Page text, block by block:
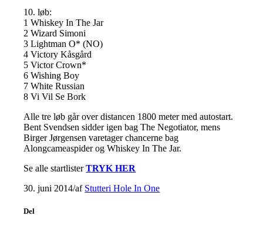
10. løb:
1 Whiskey In The Jar
2 Wizard Simoni
3 Lightman O* (NO)
4 Victory Kåsgård
5 Victor Crown*
6 Wishing Boy
7 White Russian
8 Vi Vil Se Bork
Alle tre løb går over distancen 1800 meter med autostart.
Bent Svendsen sidder igen bag The Negotiator, mens
Birger Jørgensen varetager chancerne bag
Alongcameaspider og Whiskey In The Jar.
Se alle startlisterTRYK HER
30. juni 2014/af Stutteri Hole In One
Del